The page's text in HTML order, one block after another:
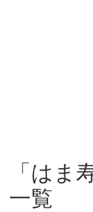
「はま
一覧